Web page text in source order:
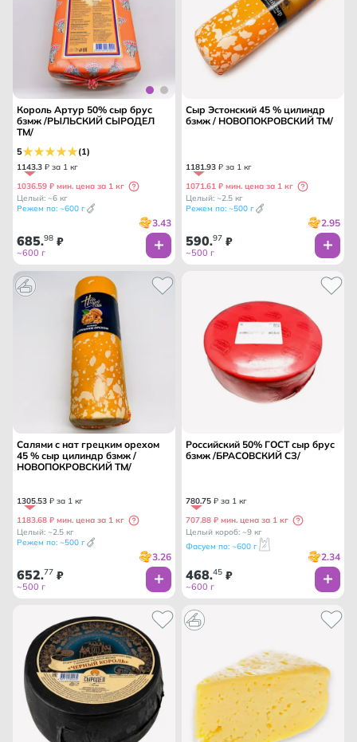
Король Артур 50% сыр брус
бзмж /РЫЛЬСКИЙ СЫРОДЕЛ
ТМ/
5 (1)
1143.3 ₽ за 1 кг
1036.59 ₽ мин. цена за 1 кг
Целый: ~6 кг
Режем по: ~600 г
3.43
685.98 ₽
~600 г
Сыр Эстонский 45 % цилиндр
бзмж / НОВОПОКРОВСКИЙ ТМ/
1181.93 ₽ за 1 кг
1071.61 ₽ мин. цена за 1 кг
Целый: ~2.5 кг
Режем по: ~500 г
2.95
590.97 ₽
~500 г
Салями с нат грецким орехом
45 % сыр цилиндр бзмж /
НОВОПОКРОВСКИЙ ТМ/
1305.53 ₽ за 1 кг
1183.68 ₽ мин. цена за 1 кг
Целый: ~2.5 кг
Режем по: ~500 г
3.26
652.77 ₽
~500 г
Российский 50% ГОСТ сыр брус
бзмж /БРАСОВСКИЙ СЗ/
780.75 ₽ за 1 кг
707.88 ₽ мин. цена за 1 кг
Целый короб: ~9 кг
Фасуем по: ~600 г
2.34
468.45 ₽
~600 г